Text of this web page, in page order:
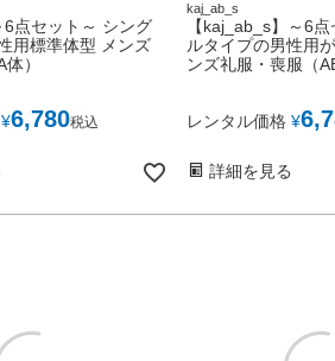
6点セット～ シング
用標準体型 メンズ
）
¥6,780税込
kaj_ab_s
【kaj_ab_s】～6
ルタイプの男性用
ンズ礼服・喪服（
レンタル価格 ¥
詳細を見る